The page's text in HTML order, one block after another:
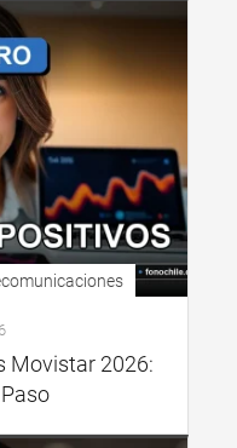
Movistar 2026: